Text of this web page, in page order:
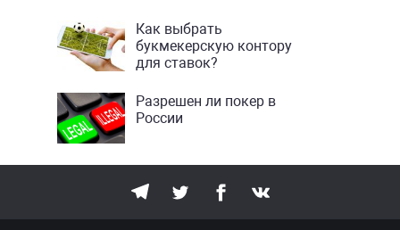
Как выбрать
букмекерскую контору
для ставок?
Разрешен ли покер в
России